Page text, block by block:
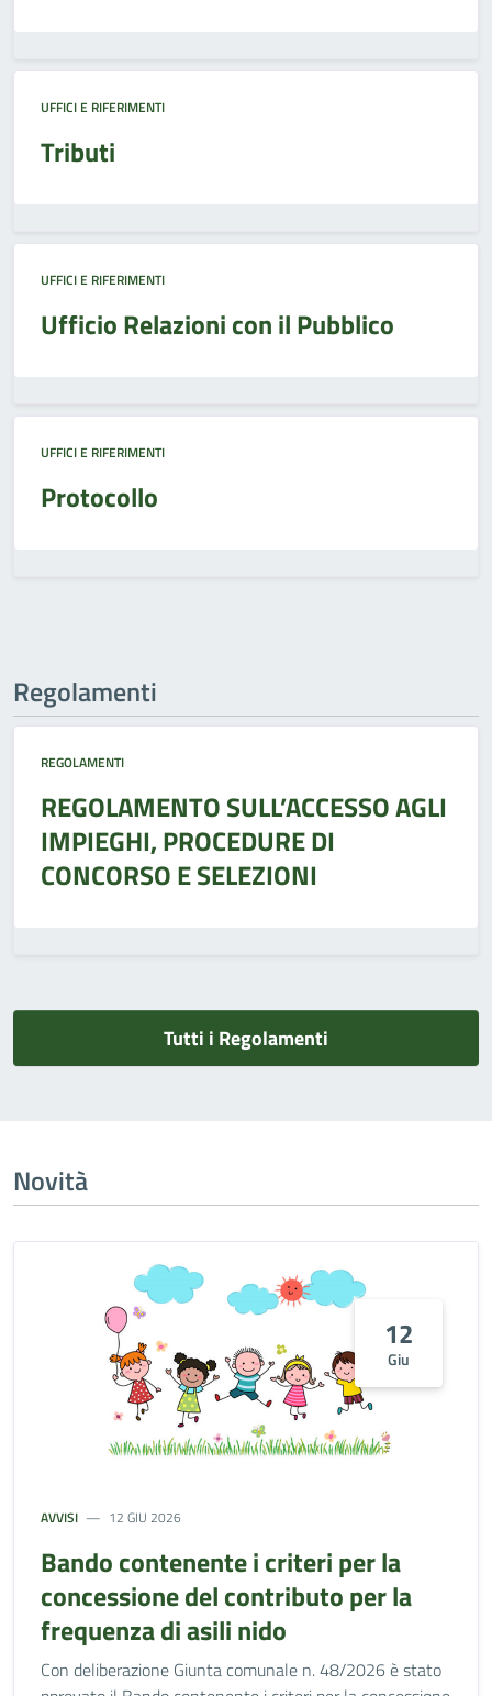
UFFICI E RIFERIMENTI
Tributi
UFFICI E RIFERIMENTI
Ufficio Relazioni con il Pubblico
UFFICI E RIFERIMENTI
Protocollo
Regolamenti
REGOLAMENTI
REGOLAMENTO SULL’ACCESSO AGLI
IMPIEGHI, PROCEDURE DI
CONCORSO E SELEZIONI
Tutti i Regolamenti
Novità
12
Giu
AVVISI 12 GIU 2026
Bando contenente i criteri per la
concessione del contributo per la
frequenza di asili nido
Con deliberazione Giunta comunale n. 48/2026 è stato